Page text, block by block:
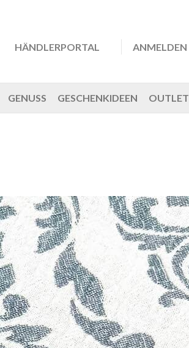
HÄNDLERPORTAL ANMELDEN
GENUSS GESCHENKIDEEN OUTLET